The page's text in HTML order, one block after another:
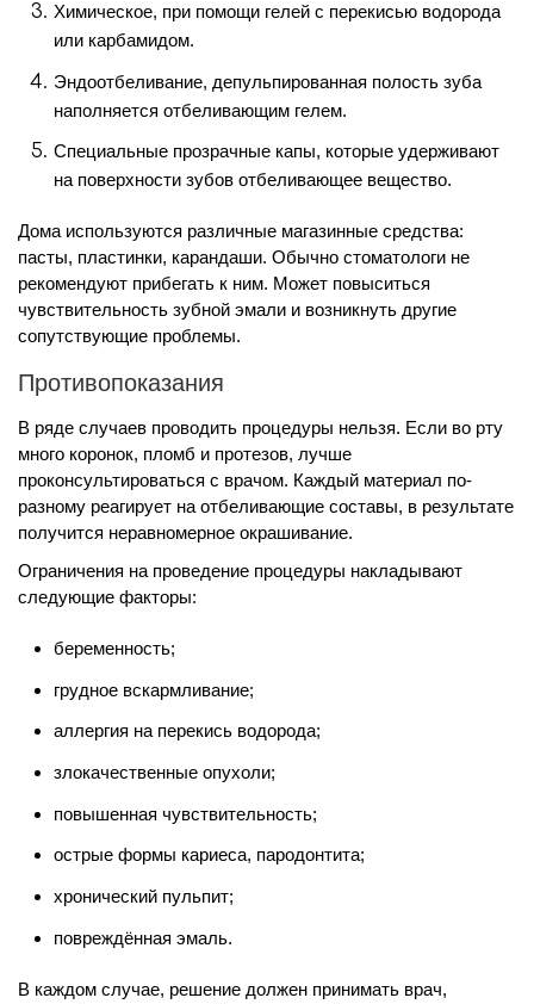
Химическое, при помощи гелей с перекисью водорода
или карбамидом.
Эндоотбеливание, депульпированная полость зуба
наполняется отбеливающим гелем.
Специальные прозрачные капы, которые удерживают
на поверхности зубов отбеливающее вещество.
Дома используются различные магазинные средства:
пасты, пластинки, карандаши. Обычно стоматологи не
рекомендуют прибегать к ним. Может повыситься
чувствительность зубной эмали и возникнуть другие
сопутствующие проблемы.
Противопоказания
В ряде случаев проводить процедуры нельзя. Если во рту
много коронок, пломб и протезов, лучше
проконсультироваться с врачом. Каждый материал по-
разному реагирует на отбеливающие составы, в результате
получится неравномерное окрашивание.
Ограничения на проведение процедуры накладывают
следующие факторы:
беременность;
грудное вскармливание;
аллергия на перекись водорода;
злокачественные опухоли;
повышенная чувствительность;
острые формы кариеса, пародонтита;
хронический пульпит;
повреждённая эмаль.
В каждом случае, решение должен принимать врач,